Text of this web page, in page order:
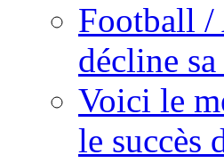
Football /
décline
Voici le
le succès